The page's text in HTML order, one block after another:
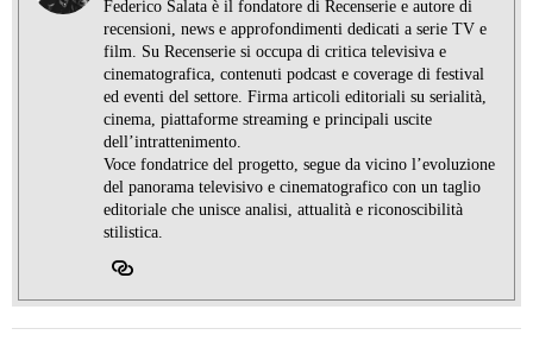
Federico Salata è il fondatore di Recenserie e autore di
recensioni, news e approfondimenti dedicati a serie TV e
film. Su Recenserie si occupa di critica televisiva e
cinematografica, contenuti podcast e coverage di festival
ed eventi del settore. Firma articoli editoriali su serialità,
cinema, piattaforme streaming e principali uscite
dell’intrattenimento.
Voce fondatrice del progetto, segue da vicino l’evoluzione
del panorama televisivo e cinematografico con un taglio
editoriale che unisce analisi, attualità e riconoscibilità
stilistica.